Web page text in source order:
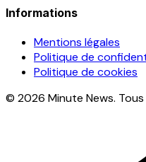
Informations
Mentions légales
Politique de
Politique de cookies
© 2026 Minute News.